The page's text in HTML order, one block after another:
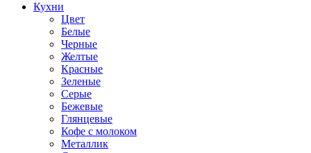
Кухни
Цвет
Белые
Черные
Желтые
Красные
Зеленые
Серые
Бежевые
Глянцевые
Кофе с молоком
Металлик